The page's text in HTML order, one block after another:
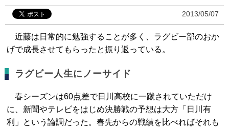
2013/05/07
近藤は日常的に勉強することが多く、ラグビー部のおか
げで成長させてもらったと振り返っている。
ラグビー人生にノーサイド
春シーズンは60点差で日川高校に一蹴されていただけ
に、新聞やテレビをはじめ決勝戦の予想は大方「日川有
利」という論調だった。春先からの戦績を比べればそれも